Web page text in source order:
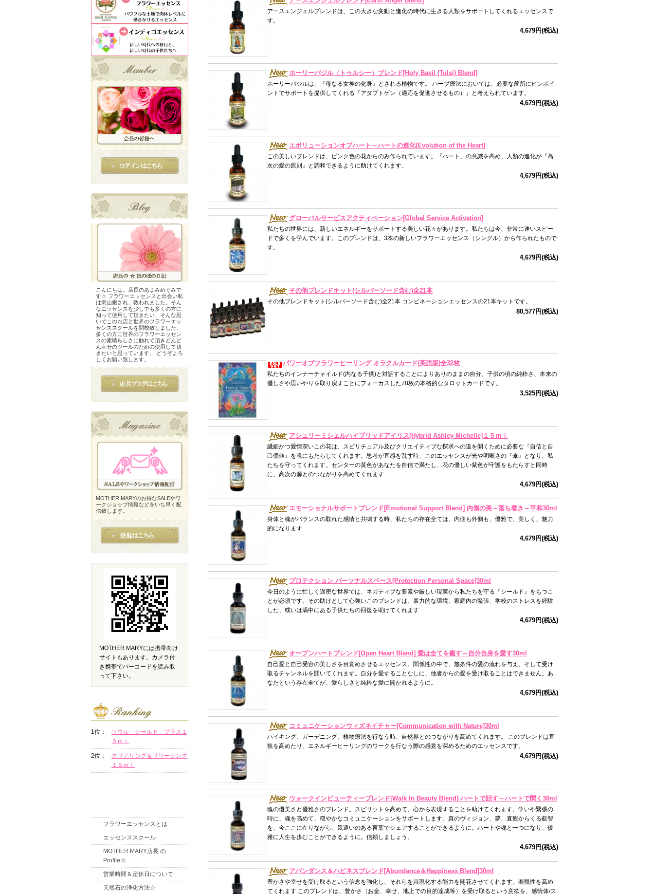
アースエンジェルブレンドは、この大きな変動と進化の時代に生きる人類をサポートしてくれるエッセンスで
す。
4,679円(税込)
ホーリーバジル（トゥルシー）ブレンド[Holy Basil (Tulsi) Blend]
ホーリーバジルは、『母なる女神の化身』とされる植物です。 ハーブ療法においては、必要な箇所にピンポイ
ントでサポートを提供してくれる『アダプトゲン（適応を促進させるもの）』と考えられています。
4,679円(税込)
エボリューションオブハート～ハートの進化[Evolution of the Heart]
この美しいブレンドは、ピンク色の花からのみ作られています。『ハート」の意識を高め、人類の進化が『高
次の愛の原則』と調和できるように助けてくれます。
4,679円(税込)
グローバルサービスアクティベーション[Global Service Activation]
私たちの世界には、新しいエネルギーをサポートする美しい花々があります。私たちは今、非常に速いスピー
ドで多くを学んでいます。このブレンドは、3本の新しいフラワーエッセンス（シングル）から作られたもので
す。
4,679円(税込)
その他ブレンドキット(シルバーソード含む)全21本
その他ブレンドキット(シルバーソード含む)全21本 コンビネーションエッセンスの21本キットです。
80,577円(税込)
パワーオブフラワーヒーリング オラクルカード(英語版)全32枚
私たちのインナーチャイルド(内なる子供)と対話することによりありのままの自分、子供の頃の純粋さ、本来の
優しさや思いやりを取り戻すことにフォーカスした78枚の本格的なタロットカードです。
3,525円(税込)
アシュリーミシェルハイブリッドアイリス[Hybrid Ashley Michelle]１５ｍｌ
繊細かつ愛情深いこの花は、スピリチュアル及びクリエイティブな探求への道を開くために必要な『自信と自
己価値』を魂にもたらしてくれます。思考が直感を乱す時、このエッセンスが光や明晰さの『傘』となり、私
たちを守ってくれます。センターの黄色があなたを自信で満たし、花の優しい紫色が守護をもたらすと同時
に、高次の源とのつながりを高めてくれます
4,679円(税込)
エモーショナルサポートブレンド[Emotional Support Blend] 内側の美～落ち着き～平和30ml
身体と魂がバランスの取れた感情と共鳴する時、私たちの存在全ては、内側も外側も、優雅で、美しく、魅力
的になります
4,679円(税込)
プロテクション パーソナルスペース[Protection Personal Space]30ml
今日のように忙しく過密な世界では、ネガティブな要素や厳しい現実から私たちを守る『シールド』をもつこ
とが必須です。その助けとして心強いこのブレンドは、暴力的な環境、家庭内の緊張、学校のストレスを経験
した、或いは渦中にある子供たちの回復を助けてくれます
4,679円(税込)
オープンハートブレンド[Open Heart Blend] 愛は全てを癒す～自分自身を愛す30ml
自己愛と自己受容の美しさを目覚めさせるエッセンス。関係性の中で、無条件の愛の流れを与え、そして受け
取るチャンネルを開いてくれます。自分を愛することなしに、他者からの愛を受け取ることはできません。あ
なたという存在全てが、愛らしさと純粋な愛に開かれるように。
4,679円(税込)
コミュニケーションウィズネイチャー[Communication with Nature]30ml
ハイキング、ガーデニング、植物療法を行なう時、自然界とのつながりを高めてくれます。 このブレンドは直
観を高めたり、エネルギーヒーリングのワークを行なう際の感覚を深めるためのエッセンスです。
4,679円(税込)
ウォークインビューティーブレンド[Walk In Beauty Blend] ハートで話す～ハートで聞く30ml
魂の優美さと優雅さのブレンド。スピリットを高めて、心から表現することを助けてくれます。争いや緊張の
時に、魂を高めて、穏やかなコミュニケーションをサポートします。真のヴィジョン、夢、直観からくる叡智
を、今ここに在りながら、気遣いのある言葉でシェアすることができるように。ハートや魂と一つになり、優
雅に人生を歩むことができるように。信頼しましょう。
4,679円(税込)
アバンダンス＆ハピネスブレンド[Abundance＆Happiness Blend]30ml
豊かさや幸せを受け取るという信念を強化し、それらを具現化する能力を開花させてくれます。楽観性を高め
てくれます.このブレンドは、豊かさ（お金、幸せ、地上での目的達成等）を受け取るという意欲を、感情体/ス
こんにちは。店長のあまみめぐみで
す☆ フラワーエッセンスと出会い私
は沢山癒され、救われました。そん
なエッセンスを少しでも多くの方に
知って使用して頂きたい、そんな思
いでこのお店と世界のフラワーエッ
センススクールを開校致しました。
多くの方に世界のフラワーエッセン
スの素晴らしさに触れて頂きどんど
ん幸せのツールのための使用して頂
きたいと思っています。 どうぞよろ
しくお願い致します。
MOTHER MARYのお得なSALEやワ
ークショップ情報などをいち早く配
信致します。
MOTHER MARYには携帯向け
サイトもあります。カメラ付
き携帯でバーコードを読み取
って下さい。
1位：
ソウル シールド プラス１
５ｍｌ
2位：
クリアリング＆リリーシング
１５ｍｌ
フラワーエッセンスとは
エッセンススクール
MOTHER MARY店長 の
Profile☆
営業時間＆定休日について
天然石の浄化方法☆